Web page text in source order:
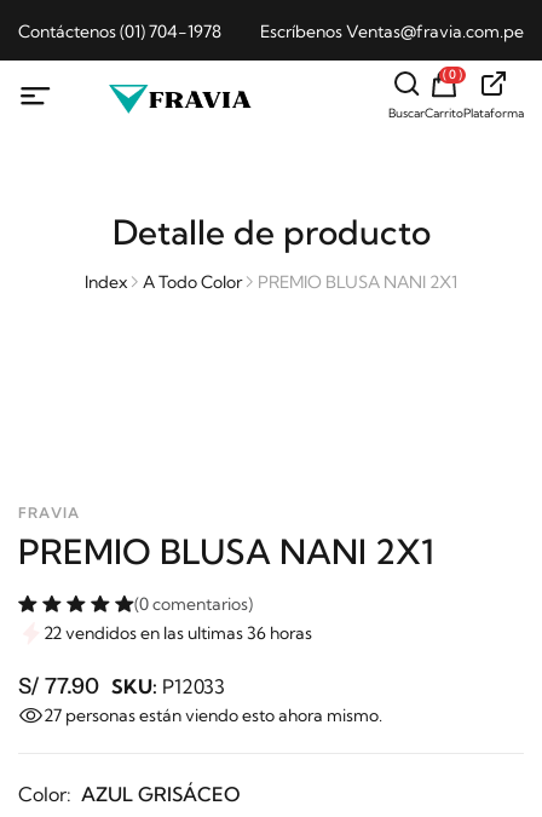
Contáctenos (01) 704-1978 Escríbenos Ventas@fravia.com.pe
Buscar
( 0 )
CarritoPlataforma
Detalle de producto
Index A Todo Color PREMIO BLUSA NANI 2X1
FRAVIA
PREMIO BLUSA NANI 2X1
(0 comentarios)
22 vendidos en las ultimas 36 horas
S/ 77.90 SKU: P12033
27 personas están viendo esto ahora mismo.
Color: AZUL GRISÁCEO